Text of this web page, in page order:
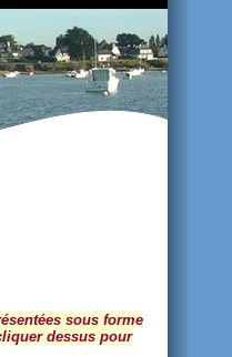
sous forme
dessus pour